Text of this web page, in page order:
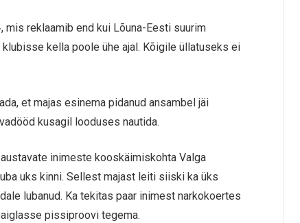
mis reklaamib end kui Lõuna-Eesti suurim
kella poole ühe ajal. Kõigile üllatuseks ei
et majas esinema pidanud ansambel jäi
kusagil looduses nautida.
inimeste kooskäimiskohta Valga
uks kinni. Sellest majast leiti siiski ka üks
lubanud. Ka tekitas paar inimest narkokoertes
pissiproovi tegema.